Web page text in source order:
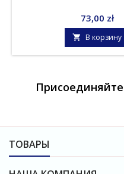
Цена
73,00 zł
 В корзину
ТОВАРЫ